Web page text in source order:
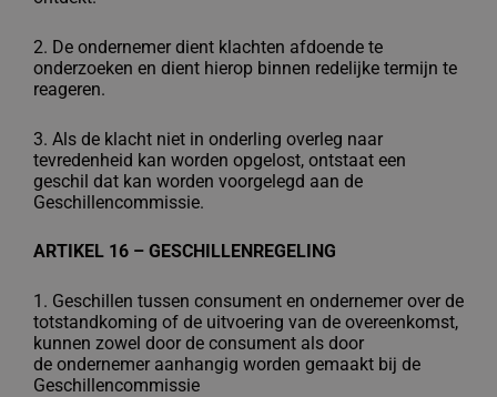
2. De ondernemer dient klachten afdoende te
onderzoeken en dient hierop binnen redelijke termijn te
reageren.
3. Als de klacht niet in onderling overleg naar
tevredenheid kan worden opgelost, ontstaat een
geschil dat kan worden voorgelegd aan de
Geschillencommissie.
ARTIKEL 16 – GESCHILLENREGELING
1. Geschillen tussen consument en ondernemer over de
totstandkoming of de uitvoering van de overeenkomst,
kunnen zowel door de consument als door
de ondernemer aanhangig worden gemaakt bij de
Geschillencommissie